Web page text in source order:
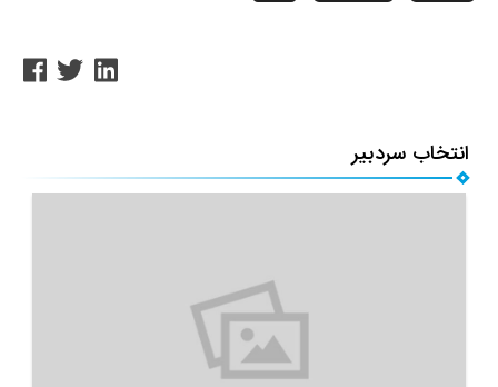
انتخاب سردبیر